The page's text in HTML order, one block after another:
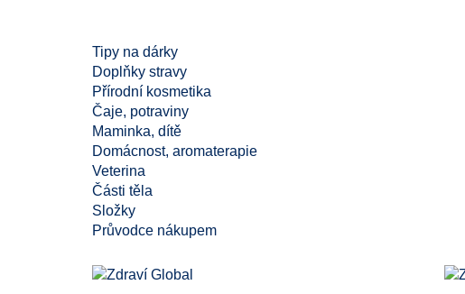
Tipy na dárky
Doplňky stravy
Přírodní kosmetika
Čaje, potraviny
Maminka, dítě
Domácnost, aromaterapie
Veterina
Části těla
Složky
Průvodce nákupem